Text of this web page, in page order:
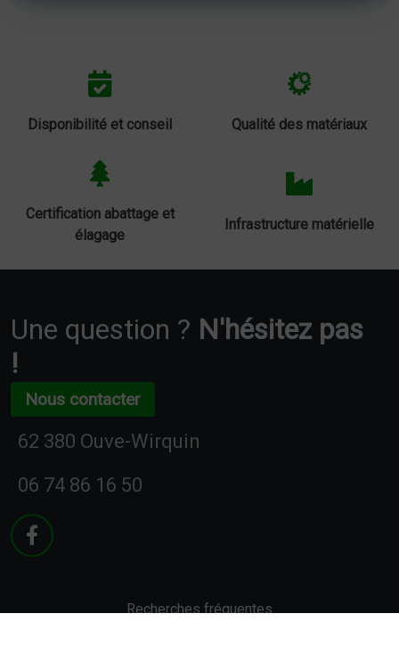
Disponibilité et conseil Qualité des matériaux
Certification abattage et
élagage
Infrastructure matérielle
Une question ? N'hésitez pas
!
Nous contacter
62 380 Ouve-Wirquin
06 74 86 16 50
Recherches fréquentes